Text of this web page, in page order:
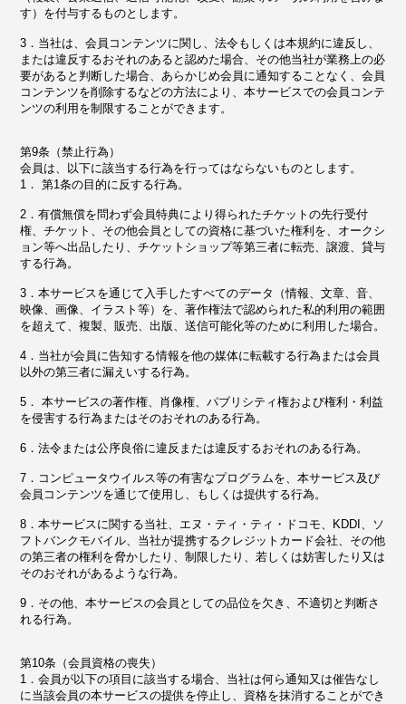
す）を付与するものとします。
3．当社は、会員コンテンツに関し、法令もしくは本規約に違反し、
または違反するおそれのあると認めた場合、その他当社が業務上の必
要があると判断した場合、あらかじめ会員に通知することなく、会員
コンテンツを削除するなどの方法により、本サービスでの会員コンテ
ンツの利用を制限することができます。
第9条（禁止行為）
会員は、以下に該当する行為を行ってはならないものとします。
1． 第1条の目的に反する行為。
2．有償無償を問わず会員特典により得られたチケットの先行受付
権、チケット、その他会員としての資格に基づいた権利を、オークシ
ョン等へ出品したり、チケットショップ等第三者に転売、譲渡、貸与
する行為。
3．本サービスを通じて入手したすべてのデータ（情報、文章、音、
映像、画像、イラスト等）を、著作権法で認められた私的利用の範囲
を超えて、複製、販売、出版、送信可能化等のために利用した場合。
4．当社が会員に告知する情報を他の媒体に転載する行為または会員
以外の第三者に漏えいする行為。
5． 本サービスの著作権、肖像権、パブリシティ権および権利・利益
を侵害する行為またはそのおそれのある行為。
6．法令または公序良俗に違反または違反するおそれのある行為。
7．コンピュータウイルス等の有害なプログラムを、本サービス及び
会員コンテンツを通じて使用し、もしくは提供する行為。
8．本サービスに関する当社、エヌ・ティ・ティ・ドコモ、KDDI、ソ
フトバンクモバイル、当社が提携するクレジットカード会社、その他
の第三者の権利を脅かしたり、制限したり、若しくは妨害したり又は
そのおそれがあるような行為。
9．その他、本サービスの会員としての品位を欠き、不適切と判断さ
れる行為。
第10条（会員資格の喪失）
1．会員が以下の項目に該当する場合、当社は何ら通知又は催告なし
に当該会員の本サービスの提供を停止し、資格を抹消することができ